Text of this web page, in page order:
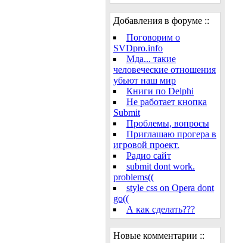
Добавления в форуме ::
Поговорим о
SVDpro.info
Мда... такие
человеческие отношения
убьют наш мир
Книги по Delphi
Не работает кнопка
Submit
Проблемы, вопросы
Приглашаю прогера в
игровой проект.
Радио сайт
submit dont work.
problems((
style css on Opera dont
go((
А как сделать???
Новые комментарии ::